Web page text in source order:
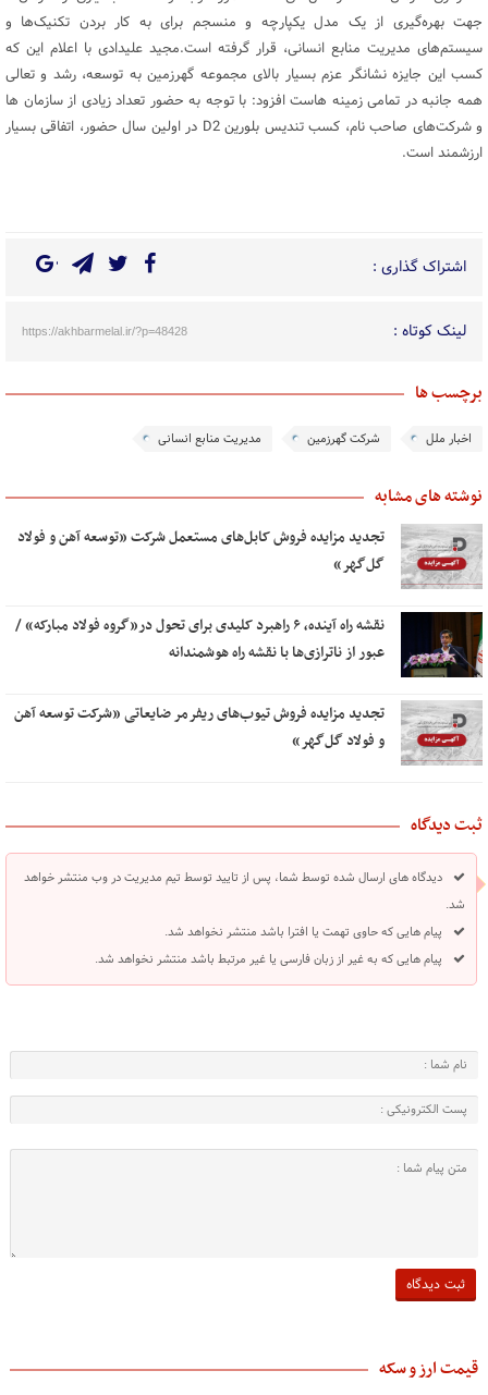
جهت بهره‌گیری از یک مدل یکپارچه و منسجم برای به کار بردن تکنیک‌ها و
سیستم‌های مدیریت منابع انسانی، قرار گرفته است.مجید علیدادی با اعلام این که
کسب این جایزه نشانگر عزم بسیار بالای مجموعه گهرزمین به توسعه، رشد و تعالی
همه جانبه در تمامی زمینه هاست افزود: با توجه به حضور تعداد زیادی از سازمان ها
و شرکت‌های صاحب نام، کسب تندیس بلورین D2 در اولین سال حضور، اتفاقی بسیار
ارزشمند است.
اشتراک گذاری :
لینک کوتاه : https://akhbarmelal.ir/?p=48428
برچسب ها
اخبار ملل شرکت گهرزمین مدیریت منابع انسانی
نوشته های مشابه
تجدید مزایده فروش کابل‌های مستعمل شرکت «توسعه آهن و فولاد
گل‌گهر»
نقشه راه آینده، ۶ راهبرد کلیدی برای تحول در«گروه فولاد مبارکه» /
عبور از ناترازی‌ها با نقشه راه هوشمندانه
تجدید مزایده فروش تیوب‌های ریفرمر ضایعاتی «شرکت توسعه آهن
و فولاد گل‌گهر»
ثبت دیدگاه
دیدگاه های ارسال شده توسط شما، پس از تایید توسط تیم مدیریت در وب منتشر خواهد
شد.
پیام هایی که حاوی تهمت یا افترا باشد منتشر نخواهد شد.
پیام هایی که به غیر از زبان فارسی یا غیر مرتبط باشد منتشر نخواهد شد.
قیمت ارز و سکه